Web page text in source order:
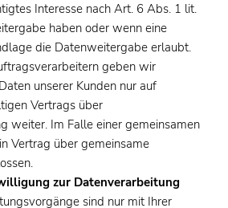
Interesse nach Art. 6 Abs. 1 lit.
haben oder wenn eine
die Datenweitergabe erlaubt.
geben wir
unserer Kunden nur auf
Vertrags über
weiter. Im Falle einer gemeinsamen
Vertrag über gemeinsame
zur Datenverarbeitung
sind nur mit Ihrer